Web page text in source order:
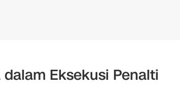
Eksekusi Penalti